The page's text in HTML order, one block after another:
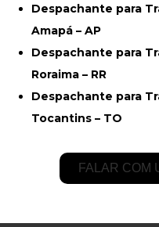
Despachante para
Amapá – AP
Despachante para
Roraima – RR
Despachante para
Tocantins – TO
FALAR COM